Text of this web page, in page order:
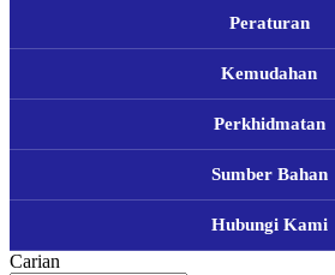
Peraturan
Kemudahan
Perkhidmatan
Sumber Bahan
Hubungi Kami
Carian